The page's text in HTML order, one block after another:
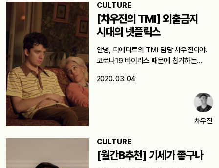
CULTURE
[차우진의 TMI] 외출금지
시대의 넷플릭스
안녕, 디에디트의 TMI 담당 차우진이야.
코로나19 바이러스 때문에 칩거하는
2020. 03. 04
차우진
CULTURE
[월간B추천] 기세가 좋구나